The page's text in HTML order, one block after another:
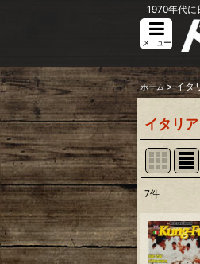
1970年代に
メニュー
ホーム > イタ
イタリア
並び順
7件